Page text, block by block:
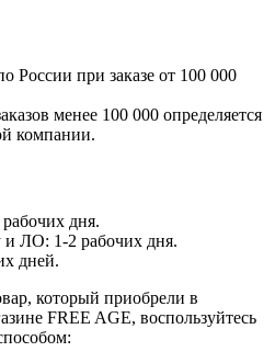
России при заказе от 100 000
менее 100 000 определяется
компании.
дня.
ЛО: 1-2 рабочих дня.
дней.
который приобрели в
FREE AGE, воспользуйтесь